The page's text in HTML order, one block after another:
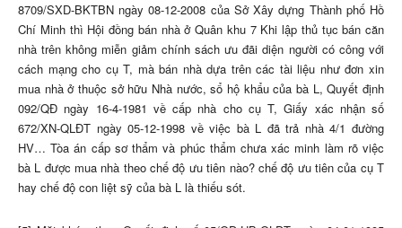
8709/SXD-BKTBN ngày 08-12-2008 của Sở Xây dựng Thành phố Hồ
Chí Minh thì Hội đồng bán nhà ở Quân khu 7 Khi lập thủ tục bán căn
nhà trên không miễn giảm chính sách ưu đãi diện người có công với
cách mạng cho cụ T, mà bán nhà dựa trên các tài liệu như đơn xin
mua nhà ở thuộc sở hữu Nhà nước, sổ hộ khẩu của bà L, Quyết định
092/QĐ ngày 16-4-1981 về cấp nhà cho cụ T, Giấy xác nhận số
672/XN-QLĐT ngày 05-12-1998 về việc bà L đã trả nhà 4/1 đường
HV… Tòa án cấp sơ thẩm và phúc thẩm chưa xác minh làm rõ việc
bà L được mua nhà theo chế độ ưu tiên nào? chế độ ưu tiên của cụ T
hay chế độ con liệt sỹ của bà L là thiếu sót.